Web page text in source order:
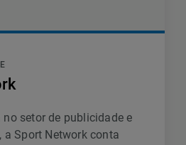
no setor de publicidade e
a Sport Network conta